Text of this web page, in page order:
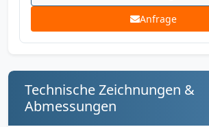
Anfrage
Technische Zeichnungen &
Abmessungen